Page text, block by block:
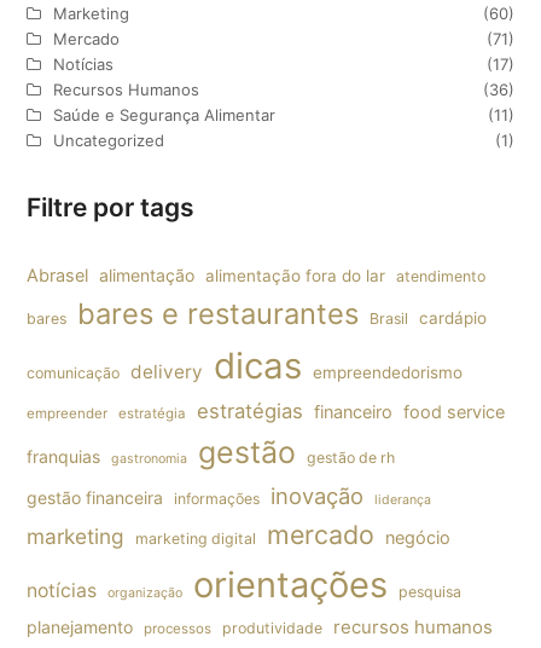
Marketing
(60)
Mercado
(71)
Notícias
(17)
Recursos Humanos
(36)
Saúde e Segurança Alimentar
(11)
Uncategorized
(1)
Filtre por tags
Abrasel alimentação alimentação fora do lar atendimento
bares bares e restaurantes Brasil cardápio
comunicação delivery dicas empreendedorismo
empreender estratégia estratégias financeiro food service
franquias gastronomia gestão gestão de rh
gestão financeira informações inovação liderança
marketing marketing digital mercado negócio
notícias organização orientações pesquisa
planejamento processos produtividade recursos humanos